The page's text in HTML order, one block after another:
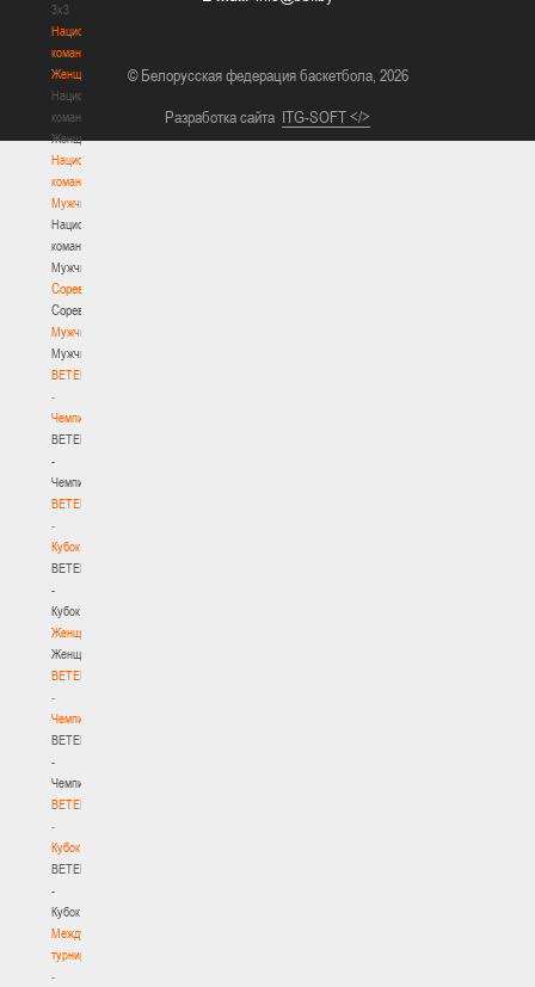
3х3
Национальная
команда.
Женщины
Национальная
команда.
Женщины
Национальная
команда.
Мужчины
Национальная
команда.
Мужчины
Соревнования
Соревнования
Мужчины
Мужчины
BETERA
-
Чемпионат
BETERA
-
Чемпионат
BETERA
-
Кубок
BETERA
-
Кубок
Женщины
Женщины
BETERA
-
Чемпионат
BETERA
-
Чемпионат
BETERA
-
Кубок
BETERA
-
Кубок
Международный
турнир
-
© Белорусская федерация баскетбола, 2026
Разработка сайта ITG-SOFT </>